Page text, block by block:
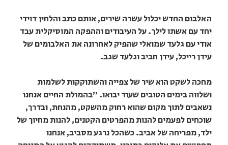
האלבום החדש יכלול עשרה שירים, אותם כתב והלחין דוידי
יחד עם אשתו לילך. על העיבודים וההפקה המוסיקלית עבד
אודי עם גלעד שמואלי שהפיק לאחרונה את האלבומים של
עידן רייכל, עידן חביב וגלעד שגב.
מחכה לשקט הוא שיר של צפייה והשתוקקות לשלמות
ושלווה בימים הטובים שעוד יבואו. "בהמולת החיים אנחנו
נשאבים לתוך מקום שהוא רחוק מהשקט, מהנחת, ובדרך,
שוכחים לפעמים להנות מהפרטים הקטנים, להנות מחיוך של
ילד, מפריחה של אביב. כשהכל נרגע מסביב, אנחנו